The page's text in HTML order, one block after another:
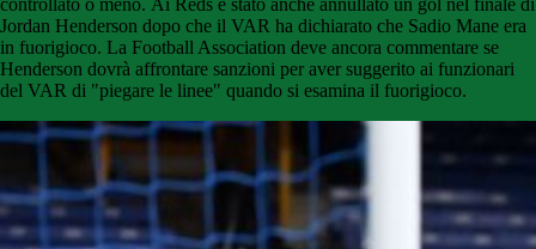
controllato o meno. Ai Reds è stato anche annullato un gol nel finale di
Jordan Henderson dopo che il VAR ha dichiarato che Sadio Mane era
in fuorigioco. La Football Association deve ancora commentare se
Henderson dovrà affrontare sanzioni per aver suggerito ai funzionari
del VAR di "piegare le linee" quando si esamina il fuorigioco.